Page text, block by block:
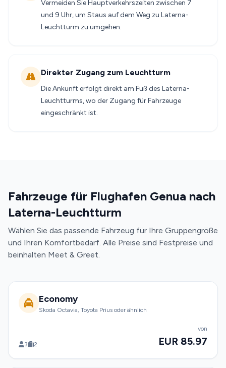
Vermeiden Sie Hauptverkehrszeiten zwischen 7
und 9 Uhr, um Staus auf dem Weg zu Laterna-
Leuchtturm zu umgehen.
Direkter Zugang zum Leuchtturm
Die Ankunft erfolgt direkt am Fuß des Laterna-
Leuchtturms, wo der Zugang für Fahrzeuge
eingeschränkt ist.
Fahrzeuge für Flughafen Genua nach
Laterna-Leuchtturm
Wählen Sie das passende Fahrzeug für Ihre Gruppengröße
und Ihren Komfortbedarf. Alle Preise sind Festpreise und
beinhalten Meet & Greet.
Economy
Skoda Octavia, Toyota Prius oder ähnlich
3 2
von
EUR 85.97